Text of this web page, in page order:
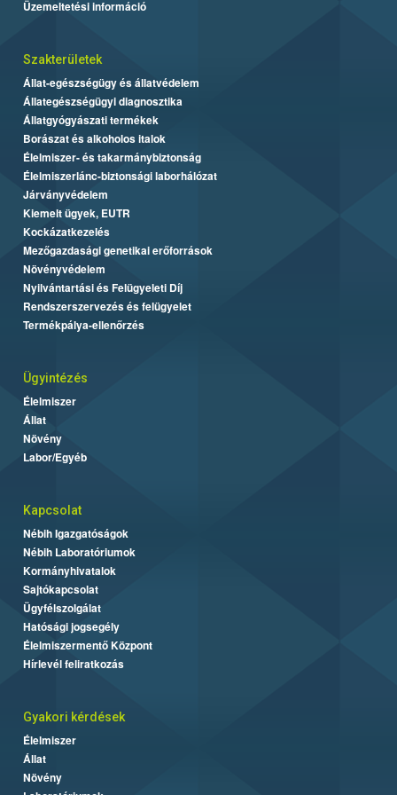
Üzemeltetési információ
Szakterületek
Állat-egészségügy és állatvédelem
Állategészségügyi diagnosztika
Állatgyógyászati termékek
Borászat és alkoholos italok
Élelmiszer- és takarmánybiztonság
Élelmiszerlánc-biztonsági laborhálózat
Járványvédelem
Kiemelt ügyek, EUTR
Kockázatkezelés
Mezőgazdasági genetikai erőforrások
Növényvédelem
Nyilvántartási és Felügyeleti Díj
Rendszerszervezés és felügyelet
Termékpálya-ellenőrzés
Ügyintézés
Élelmiszer
Állat
Növény
Labor/Egyéb
Kapcsolat
Nébih Igazgatóságok
Nébih Laboratóriumok
Kormányhivatalok
Sajtókapcsolat
Ügyfélszolgálat
Hatósági jogsegély
Élelmiszermentő Központ
Hírlevél feliratkozás
Gyakori kérdések
Élelmiszer
Állat
Növény